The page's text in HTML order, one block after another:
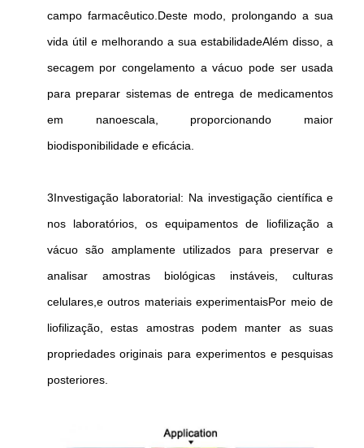
campo farmacêutico.Deste modo, prolongando a sua
vida útil e melhorando a sua estabilidadeAlém disso, a
secagem por congelamento a vácuo pode ser usada
para preparar sistemas de entrega de medicamentos
em nanoescala, proporcionando maior
biodisponibilidade e eficácia.
3Investigação laboratorial: Na investigação científica e
nos laboratórios, os equipamentos de liofilização a
vácuo são amplamente utilizados para preservar e
analisar amostras biológicas instáveis, culturas
celulares,e outros materiais experimentaisPor meio de
liofilização, estas amostras podem manter as suas
propriedades originais para experimentos e pesquisas
posteriores.